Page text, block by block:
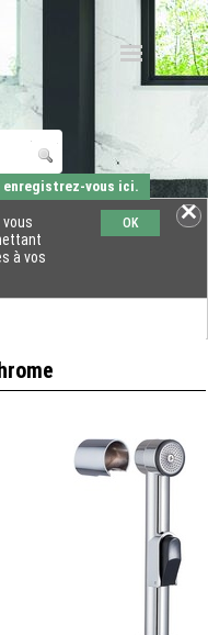
à vos
OK
enregistrez-vous ici.